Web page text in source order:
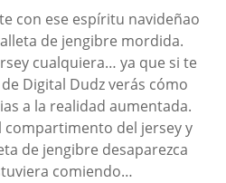
con ese espíritu navideñao
de jengibre mordida.
cualquiera… ya que si te
Digital Dudz verás cómo
a la realidad aumentada.
compartimento del jersey y
de jengibre desaparezca
comiendo…